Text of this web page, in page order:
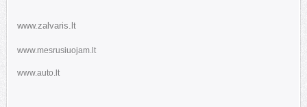
www.zalvaris.lt
www.mesrusiuojam.lt
www.auto.lt